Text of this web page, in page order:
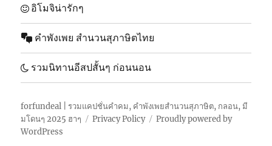
อิโมจิน่ารักๆ
คำพังเพย สำนวนสุภาษิตไทย
รวมนิทานอีสปสั้นๆ ก่อนนอน
forfundeal | รวมแคปชั่นคำคม, คำพังเพยสำนวนสุภาษิต, กลอน, มี
มโดนๆ 2025 ฮาๆ
Privacy Policy
Proudly powered by
WordPress